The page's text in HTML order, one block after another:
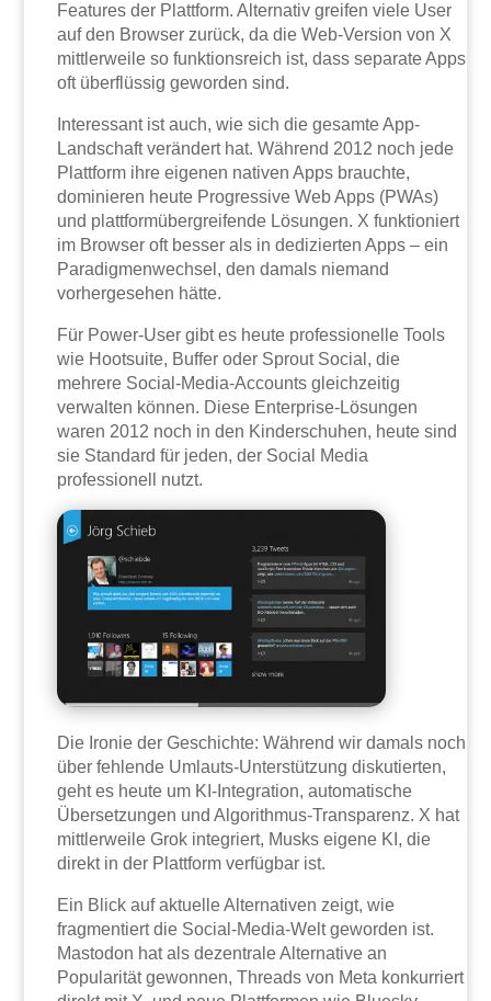
Features der Plattform. Alternativ greifen viele User
auf den Browser zurück, da die Web-Version von X
mittlerweile so funktionsreich ist, dass separate Apps
oft überflüssig geworden sind.
Interessant ist auch, wie sich die gesamte App-
Landschaft verändert hat. Während 2012 noch jede
Plattform ihre eigenen nativen Apps brauchte,
dominieren heute Progressive Web Apps (PWAs)
und plattformübergreifende Lösungen. X funktioniert
im Browser oft besser als in dedizierten Apps – ein
Paradigmenwechsel, den damals niemand
vorhergesehen hätte.
Für Power-User gibt es heute professionelle Tools
wie Hootsuite, Buffer oder Sprout Social, die
mehrere Social-Media-Accounts gleichzeitig
verwalten können. Diese Enterprise-Lösungen
waren 2012 noch in den Kinderschuhen, heute sind
sie Standard für jeden, der Social Media
professionell nutzt.
Die Ironie der Geschichte: Während wir damals noch
über fehlende Umlauts-Unterstützung diskutierten,
geht es heute um KI-Integration, automatische
Übersetzungen und Algorithmus-Transparenz. X hat
mittlerweile Grok integriert, Musks eigene KI, die
direkt in der Plattform verfügbar ist.
Ein Blick auf aktuelle Alternativen zeigt, wie
fragmentiert die Social-Media-Welt geworden ist.
Mastodon hat als dezentrale Alternative an
Popularität gewonnen, Threads von Meta konkurriert